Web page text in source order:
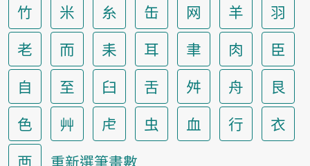
竹 米 糸 缶 网 羊
羽
老
而 耒 耳 聿 肉
臣
自
至 臼 舌 舛 舟
艮
色
艸 虍 虫 血 行
衣
襾
重新選筆畫數